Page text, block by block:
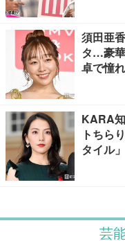
須田亜
タ…豪
卓で憧
KARA
トちら
タイル